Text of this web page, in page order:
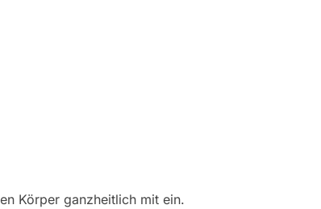
Körper ganzheitlich mit ein.